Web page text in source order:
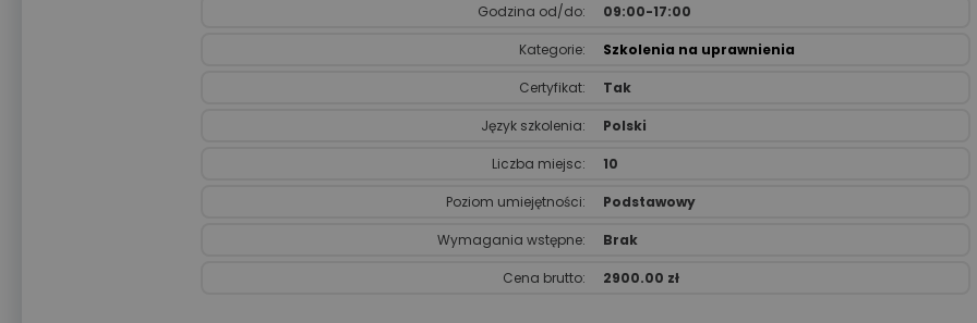
Godzina od/do: 09:00-17:00
Kategorie: Szkolenia na uprawnienia
Certyfikat: Tak
Język szkolenia: Polski
Liczba miejsc: 10
Poziom umiejętności: Podstawowy
Wymagania wstępne: Brak
Cena brutto: 2900.00 zł